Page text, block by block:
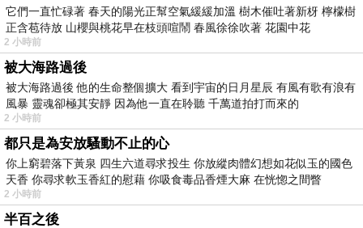
它們一直忙碌著 春天的陽光正幫空氣緩緩加溫 樹木催吐著新枒 檸檬樹
正含苞待放 山櫻與桃花早在枝頭喧鬧 春風徐徐吹著 花園中花
2 小時前
被大海路過後
被大海路過後 他的生命整個擴大 看到宇宙的日月星辰 有風有歌有浪有
風暴 靈魂卻極其安靜 因為他一直在聆聽 千萬道拍打而來的
2 小時前
都只是為安放騷動不止的心
你上窮碧落下黃泉 四生六道尋求投生 你放縱肉體幻想如花似玉的國色
天香 你尋求軟玉香紅的慰藉 你吸食毒品香煙大麻 在恍惚之間瞥
2 小時前
半百之後